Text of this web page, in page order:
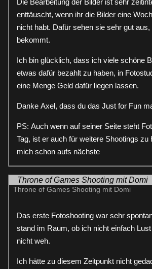
enttäuscht, wenn ihr die Bilder eine
nicht habt. Dafür sehen sie sehr gut
bekommt.
Ich bin glücklich, dass ich viele schöne
etwas dafür bezahlt zu haben, in
eine Menge Geld dafür liegen lassen.
Danke Axel, dass du das Just for Fun
PS: Auch wenn auf seiner Seite steht
Tag, ist er auch für weitere Shootings zu
mich schon aufs nächste
Throne of Games Shooting mit Domi
Throne of Games Shooting mit Domi
Das erste Fotoshooting war sehr
stand im Raum, ob ich nicht einfach
nicht weh.
Ich hätte zu diesem Zeitpunkt nicht